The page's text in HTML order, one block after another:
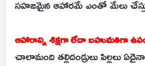
సహజమైన ఆహారమే ఎంతో మేలు
ఆహారాన్ని శిక్షగా లేదా బహుమతిగా
చాలామంది తల్లిదండ్రులు పిల్లలు